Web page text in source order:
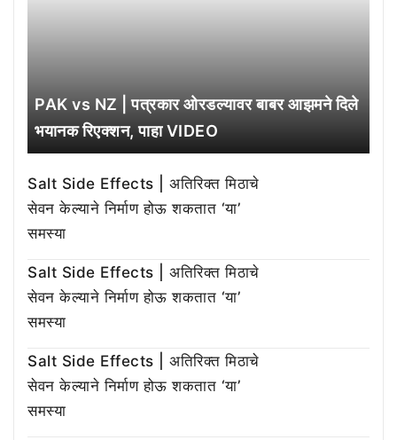
PAK vs NZ | पत्रकार ओरडल्यावर बाबर आझमने दिले
भयानक रिएक्शन, पाहा VIDEO
Salt Side Effects | अतिरिक्त मिठाचे
सेवन केल्याने निर्माण होऊ शकतात ‘या’
समस्या
Salt Side Effects | अतिरिक्त मिठाचे
सेवन केल्याने निर्माण होऊ शकतात ‘या’
समस्या
Salt Side Effects | अतिरिक्त मिठाचे
सेवन केल्याने निर्माण होऊ शकतात ‘या’
समस्या